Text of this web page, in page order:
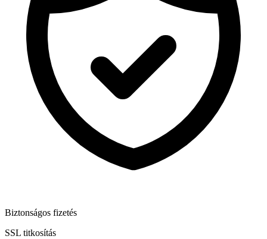
Biztonságos fizetés
SSL titkosítás